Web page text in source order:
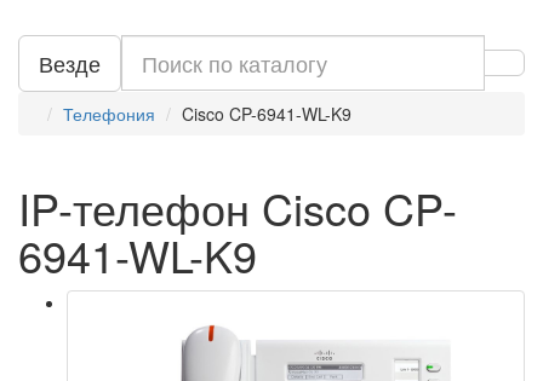
Везде
Телефония Cisco CP-6941-WL-K9
IP-телефон Cisco CP-
6941-WL-K9